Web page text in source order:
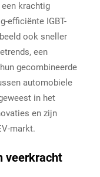
krachtig
efficiënte IGBT-
ook sneller
een
gecombineerde
automobiele
in het
en zijn
markt.
veerkracht